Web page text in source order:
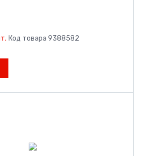
Код товара 9388582